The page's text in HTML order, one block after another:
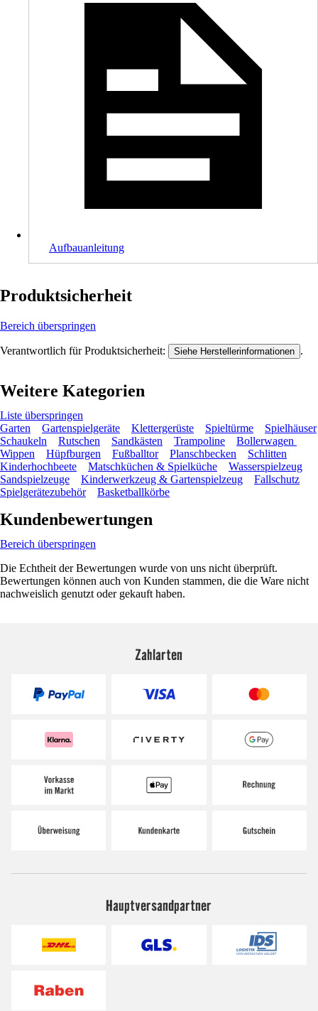
Aufbauanleitung
Produktsicherheit
Bereich überspringen
Verantwortlich für Produktsicherheit: Siehe Herstellerinformationen .
Weitere Kategorien
Liste überspringen
Garten
Gartenspielgeräte Klettergerüste Spieltürme
Spielhäuser
Schaukeln
Rutschen Sandkästen Trampoline
Bollerwagen
Wippen
Hüpfburgen Fußballtor Planschbecken
Schlitten
Kinderhochbeete
Matschküchen & Spielküche
Wasserspielzeug
Sandspielzeuge
Kinderwerkzeug & Gartenspielzeug
Fallschutz
Spielgerätezubehör
Basketballkörbe
Kundenbewertungen
Bereich überspringen
Die Echtheit der Bewertungen wurde von uns nicht überprüft.
Bewertungen können auch von Kunden stammen, die die Ware nicht
nachweislich genutzt oder gekauft haben.
Zahlarten
Hauptversandpartner